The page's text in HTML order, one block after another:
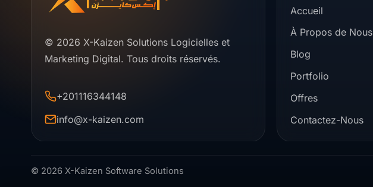
© 2026 X-Kaizen Solutions Logicielles et
Marketing Digital. Tous droits réservés.
+201116344148
info@x-kaizen.com
Accueil
À Propos de Nous
Blog
Portfolio
Offres
Contactez-Nous
© 2026 X-Kaizen Software Solutions